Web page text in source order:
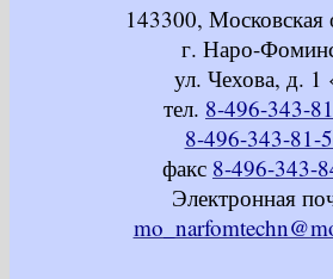
143300, Московская
г. Наро-
ул. Чехова, д. 1
тел. 8-496-343-
8-496-343-81-
факс 8-496-343-
Электронная